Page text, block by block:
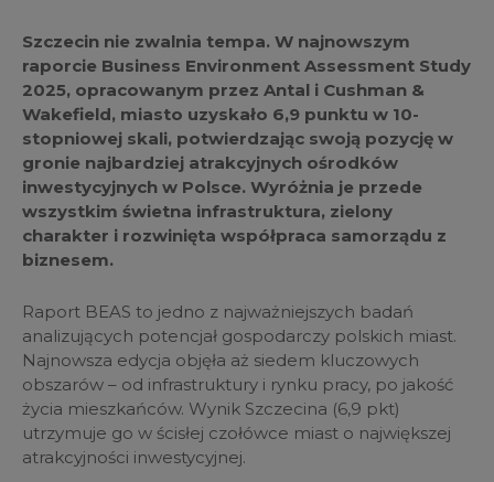
Szczecin nie zwalnia tempa. W najnowszym
raporcie Business Environment Assessment Study
2025, opracowanym przez Antal i Cushman &
Wakefield, miasto uzyskało 6,9 punktu w 10-
stopniowej skali, potwierdzając swoją pozycję w
gronie najbardziej atrakcyjnych ośrodków
inwestycyjnych w Polsce. Wyróżnia je przede
wszystkim świetna infrastruktura, zielony
charakter i rozwinięta współpraca samorządu z
biznesem.
Raport BEAS to jedno z najważniejszych badań
analizujących potencjał gospodarczy polskich miast.
Najnowsza edycja objęła aż siedem kluczowych
obszarów – od infrastruktury i rynku pracy, po jakość
życia mieszkańców. Wynik Szczecina (6,9 pkt)
utrzymuje go w ścisłej czołówce miast o największej
atrakcyjności inwestycyjnej.